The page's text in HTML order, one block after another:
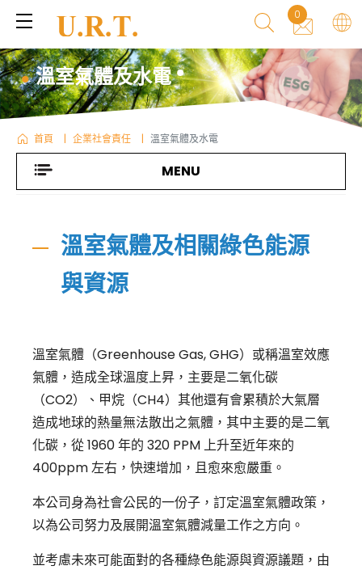
0
溫室氣體及水電
首頁 企業社會責任 溫室氣體及水電
MENU
溫室氣體及相關綠色能源
與資源
溫室氣體（Greenhouse Gas, GHG）或稱溫室效應
氣體，造成全球溫度上昇，主要是二氧化碳
（CO2）、甲烷（CH4）其他還有會累積於大氣層
造成地球的熱量無法散出之氣體，其中主要的是二氧
化碳，從 1960 年的 320 PPM 上升至近年來的
400ppm 左右，快速增加，且愈來愈嚴重。
本公司身為社會公民的一份子，訂定溫室氣體政策，
以為公司努力及展開溫室氣體減量工作之方向。
並考慮未來可能面對的各種綠色能源與資源議題，由